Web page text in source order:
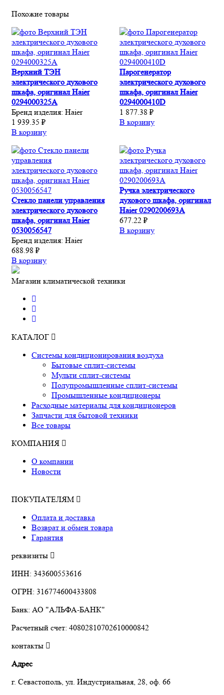
Похожие товары
Верхний ТЭН
электрического духового
шкафа, оригинал Haier
0294000325A
Бренд изделия: Haier
1 939.35 ₽
В корзину
Парогенератор
электрического духового
шкафа, оригинал Haier
0294000410D
1 877.38 ₽
В корзину
Стекло панели управления
электрического духового
шкафа, оригинал Haier
0530056547
Бренд изделия: Haier
688.98 ₽
В корзину
Ручка электрического
духового шкафа, оригинал
Haier 0290200693A
677.22 ₽
В корзину
Магазин климатической техники
КАТАЛОГ
Системы кондиционирования воздуха
Бытовые сплит-системы
Мульти сплит-системы
Полупромышленные сплит-системы
Промышленные кондиционеры
Расходные материалы для кондиционеров
Запчасти для бытовой техники
Все товары
КОМПАНИЯ
О компании
Новости
ПОКУПАТЕЛЯМ
Оплата и доставка
Возврат и обмен товара
Гарантия
реквизиты
ИНН: 343600553616
ОГРН: 316774600433808
Банк: АО "АЛЬФА-БАНК"
Расчетный счет: 40802810702610000842
контакты
Адрес
г. Севастополь, ул. Индустриальная, 28, оф. 66